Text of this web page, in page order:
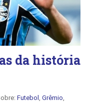
da história
Futebol Grêmio